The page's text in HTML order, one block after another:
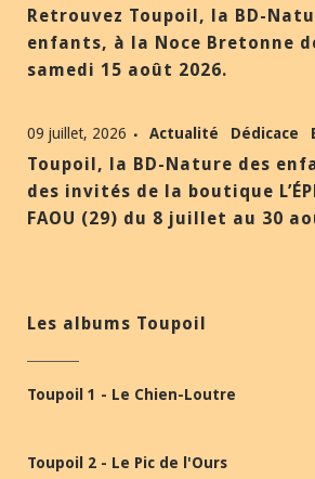
Retrouvez Toupoil, la BD-
enfants, à la Noce Bretonne
samedi 15 août 2026.
09 juillet, 2026 Actualité Dédicace
Toupoil, la BD-Nature des
des invités de la boutique
FAOU (29) du 8 juillet au 30
Les albums Toupoil
Toupoil 1 - Le Chien-Loutre
Toupoil 2 - Le Pic de l'Ours